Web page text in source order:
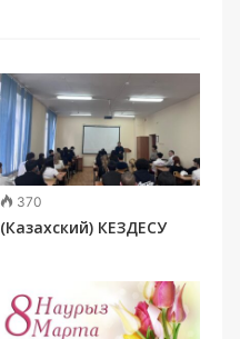
370
(Казахский) КЕЗДЕСУ